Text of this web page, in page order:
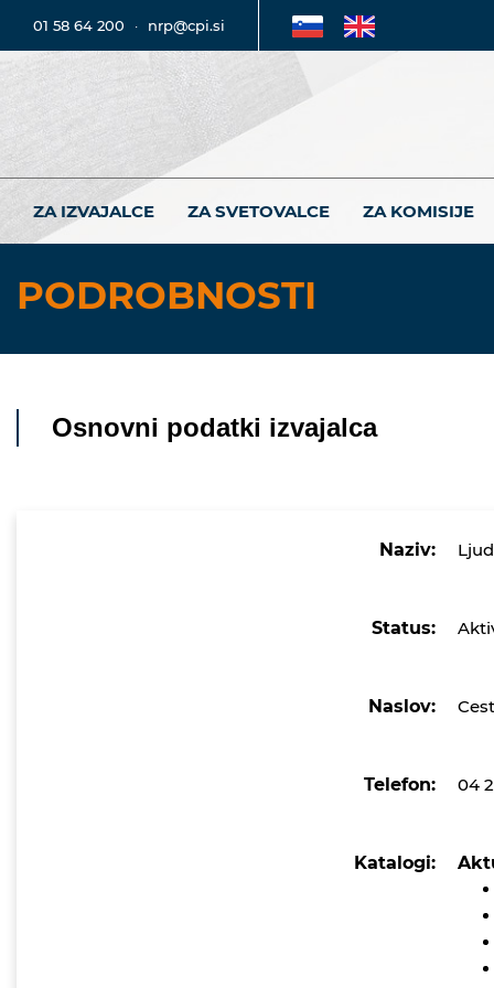
01 58 64 200 · nrp@cpi.si
ZA IZVAJALCE ZA SVETOVALCE ZA KOMISIJE
PODROBNOSTI
Osnovni podatki izvajalca
Naziv:
Status:
Naslov:
Telefon: 04
Katalogi: